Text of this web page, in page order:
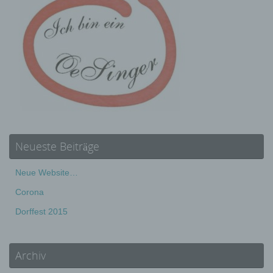
Neueste Beiträge
Neue Website…
Corona
Dorffest 2015
Archiv
e) Profiling
Profiling ist jede Art der automatisierten Verarbeitung
personenbezogener Daten, die darin besteht, dass diese
personenbezogenen Daten verwendet werden, um
bestimmte persönliche Aspekte, die sich auf eine
natürliche Person beziehen, zu bewerten, insbesondere,
um Aspekte bezüglich Arbeitsleistung, wirtschaftlicher
Lage, Gesundheit, persönlicher Vorlieben, Interessen,
personenbezogener Daten in einer Weise, auf welche
die personenbezogenen Daten ohne Hinzuziehung
zusätzlicher Informationen nicht mehr einer spezifischen
werden und technischen und organisatorischen
Maßnahmen unterliegen, die gewährleisten, dass die
personenbezogenen Daten nicht einer identifizierten
oder identifizierbaren natürlichen Person zugewiesen